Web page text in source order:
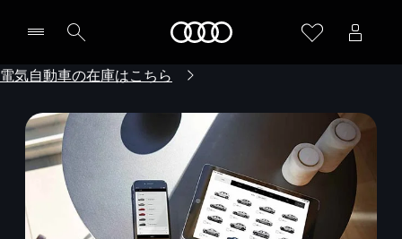
電気自動車の在庫はこちら